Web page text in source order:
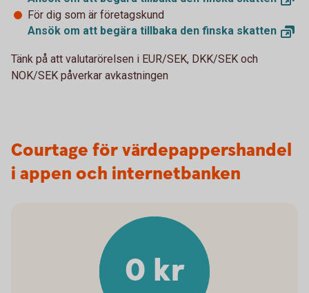
För dig som är företagskund
Ansök om att begära tillbaka den finska skatten
Tänk på att valutarörelsen i EUR/SEK, DKK/SEK och
NOK/SEK påverkar avkastningen
Courtage för värdepappershandel
i appen och internetbanken
0 kr